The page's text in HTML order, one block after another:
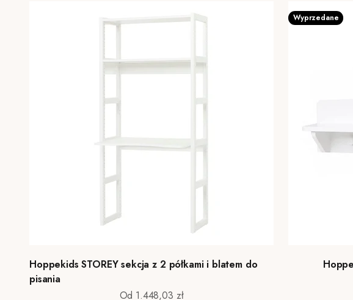
Hoppekids STOREY sekcja z 2 półkami i blatem do
pisania
Cena promocyjna
Od 1.448,03 zł
Wyprzedane